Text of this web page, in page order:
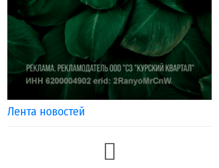
Лента новостей